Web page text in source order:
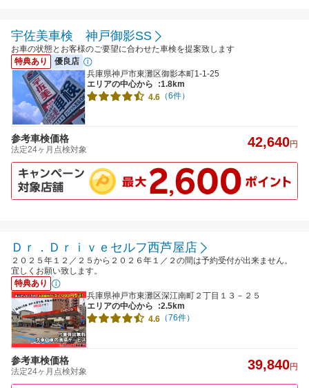
宇佐美車検 神戸御影SS
お車の状態とお客様のご要望に合わせた車検を提案致します
特典あり
優良店
兵庫県神戸市東灘区御影本町1-1-25
エリアの中心から
:1.8km
4.6 （6件）
参考車検価格
法定24ヶ月点検対象 42,640円
Ｄｒ．Ｄｒｉｖｅセルフ西芦屋店
２０２５年１２／２５から２０２６年１／２の間は予約受付が出来ません。
宜しくお願い致します。
特典あり
兵庫県神戸市東灘区深江南町２丁目１３－２５
エリアの中心から
:2.5km
4.6 （76件）
参考車検価格
法定24ヶ月点検対象 39,840円